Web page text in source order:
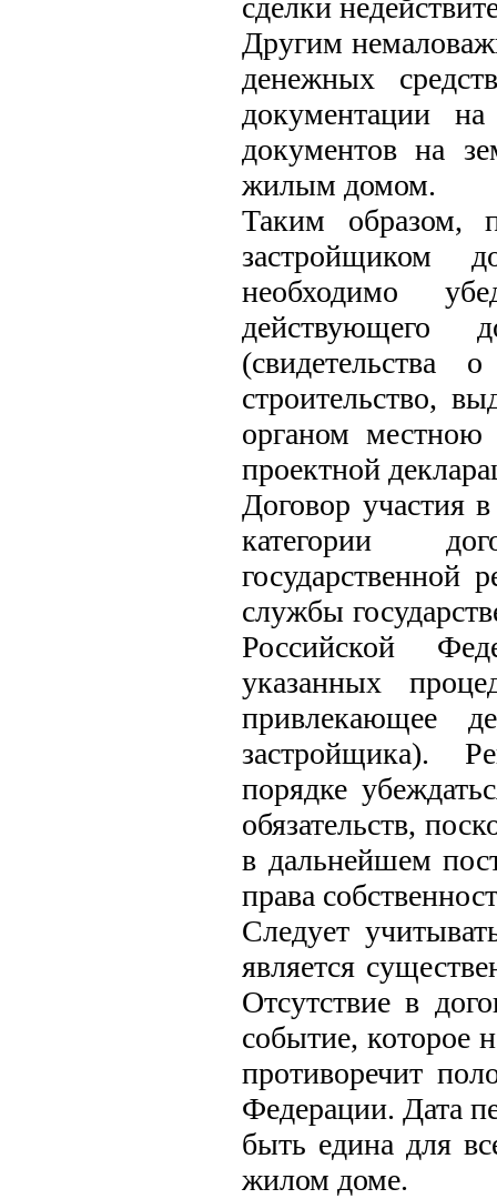
сделки
Другим
денежных
документации на
документов на
жилым домом.
Таким образом,
застройщиком
необходимо
действующего
(свидетельства
строительство,
органом местною
проектной
Договор участия
категории
государственной
службы
Российской
указанных
привлекающее
застройщика).
порядке
обязательств,
в дальнейшем
права
Следует
является
Отсутствие в
событие, которое
противоречит
Федерации. Дата
быть едина для
жилом доме.